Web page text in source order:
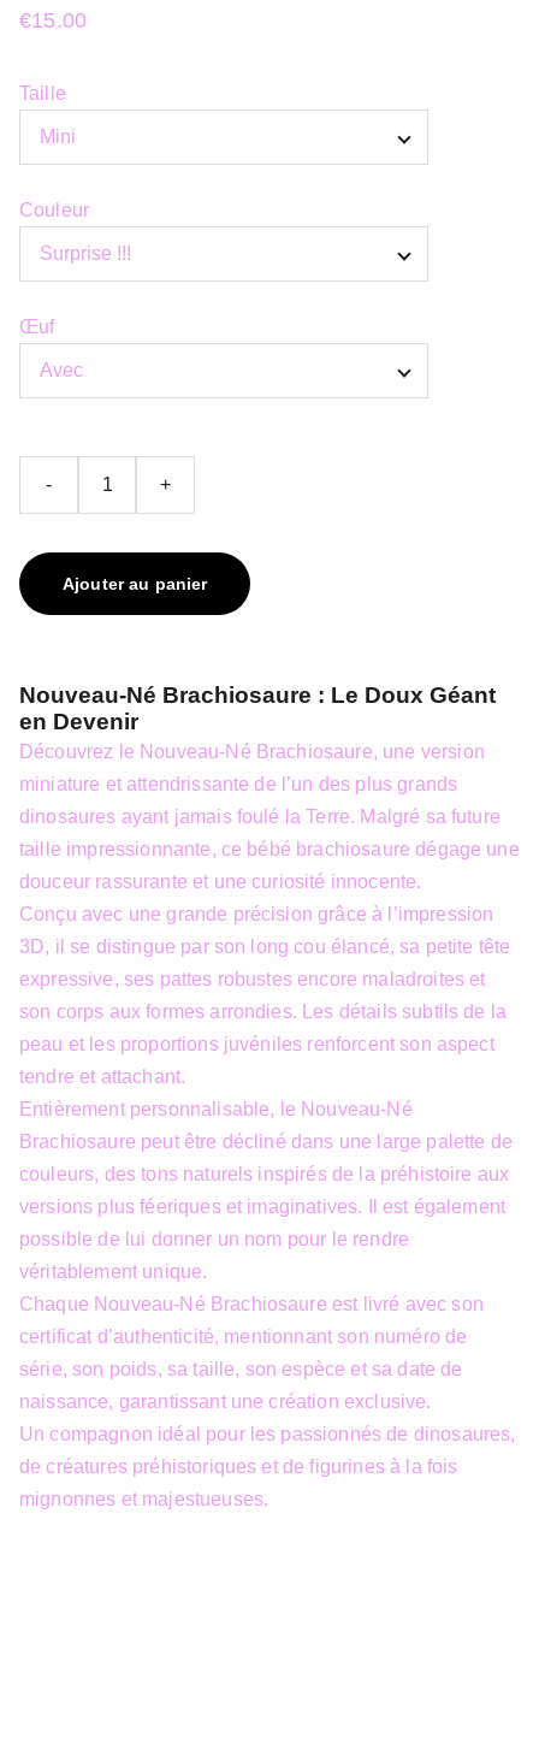
€15.00
Taille
Couleur
Œuf
- +
Ajouter au panier
Nouveau-Né Brachiosaure : Le Doux Géant
en Devenir
Découvrez le Nouveau-Né Brachiosaure, une version
miniature et attendrissante de l’un des plus grands
dinosaures ayant jamais foulé la Terre. Malgré sa future
taille impressionnante, ce bébé brachiosaure dégage une
douceur rassurante et une curiosité innocente.
Conçu avec une grande précision grâce à l’impression
3D, il se distingue par son long cou élancé, sa petite tête
expressive, ses pattes robustes encore maladroites et
son corps aux formes arrondies. Les détails subtils de la
peau et les proportions juvéniles renforcent son aspect
tendre et attachant.
Entièrement personnalisable, le Nouveau-Né
Brachiosaure peut être décliné dans une large palette de
couleurs, des tons naturels inspirés de la préhistoire aux
versions plus féeriques et imaginatives. Il est également
possible de lui donner un nom pour le rendre
véritablement unique.
Chaque Nouveau-Né Brachiosaure est livré avec son
certificat d’authenticité, mentionnant son numéro de
série, son poids, sa taille, son espèce et sa date de
naissance, garantissant une création exclusive.
Un compagnon idéal pour les passionnés de dinosaures,
de créatures préhistoriques et de figurines à la fois
mignonnes et majestueuses.